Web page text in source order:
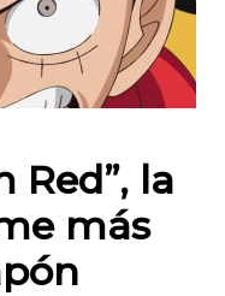
Red”, la
más